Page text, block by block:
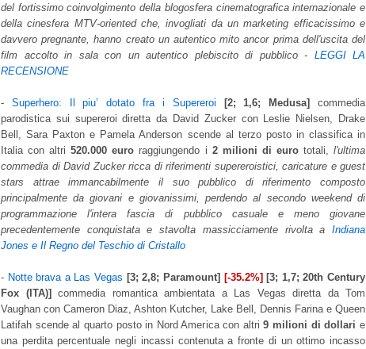
del fortissimo coinvolgimento della blogosfera cinematografica internazionale e
della cinesfera MTV-oriented che, invogliati da un marketing efficacissimo e
davvero pregnante, hanno creato un autentico mito ancor prima dell'uscita del
film accolto in sala con un autentico plebiscito di pubblico - LEGGI LA
RECENSIONE
- Superhero: Il piu’ dotato fra i Supereroi [2; 1,6; Medusa]
commedia
parodistica sui supereroi diretta da David Zucker con Leslie Nielsen, Drake
Bell, Sara Paxton e Pamela Anderson scende al terzo posto in classifica in
Italia con altri520.000 euro raggiungendo i 2 milioni di eurototali,l'ultima
commedia di David Zucker ricca di riferimenti supereroistici, caricature e guest
stars attrae immancabilmente il suo pubblico di riferimento composto
principalmente da giovani e giovanissimi, perdendo al secondo weekend di
programmazione l'intera fascia di pubblico casuale e meno giovane
precedentemente conquistata e stavolta massicciamente rivolta a Indiana
Jones e Il Regno del Teschio di Cristallo
- Notte brava a Las Vegas [3; 2,8; Paramount] [-35.2%] [3; 1,7; 20th Century
Fox (ITA)] commedia romantica ambientata a Las Vegas diretta da Tom
Vaughan con Cameron Diaz, Ashton Kutcher, Lake Bell, Dennis Farina e Queen
Latifah scende al quarto posto in Nord America con altri9 milioni di dollari e
una perdita percentuale negli incassi contenuta a fronte di un ottimo incasso